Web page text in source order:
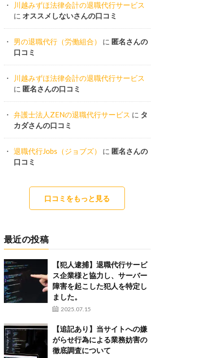
川越みずほ法律会計の退職代行サービス
に オススメしないさんの口コミ
男の退職代行（労働組合） に 匿名さんの
口コミ
川越みずほ法律会計の退職代行サービス
に 匿名さんの口コミ
弁護士法人ZENの退職代行サービス に タ
カダさんの口コミ
退職代行Jobs（ジョブズ） に 匿名さんの
口コミ
口コミをもっと見る
最近の投稿
【犯人逮捕】退職代行サービ
ス企業様と協力し、サーバー
障害を起こした犯人を特定し
ました。
2025.07.15
【追記あり】当サイトへの嫌
がらせ行為による業務妨害の
徹底調査について